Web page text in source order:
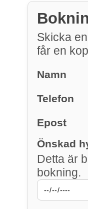
Skicka
får en
Namn
Telefon
Epost
Önskad
Detta är
bokning.